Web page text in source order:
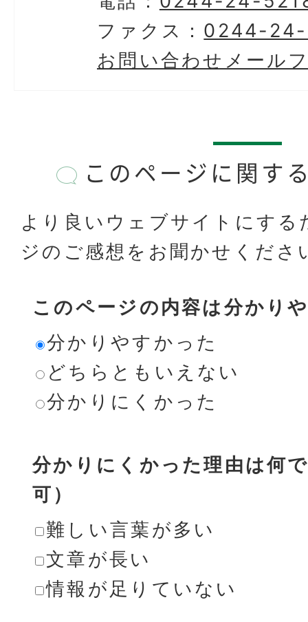
ファクス： 0244-
お問い合わせメール
このページに関す
より良いウェブサイトにする
ジのご感想をお聞かせくださ
このページの内容は分かり
分かりやすかった
どちらともいえない
分かりにくかった
分かりにくかった理由は何
可）
難しい言葉が多い
文章が長い
情報が足りていない